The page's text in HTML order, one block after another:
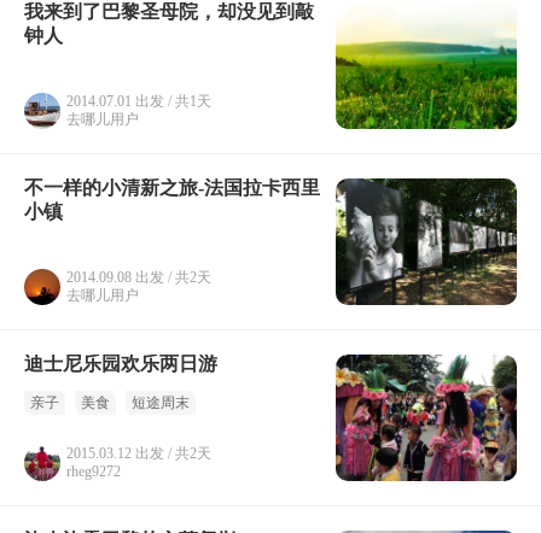
我来到了巴黎圣母院，却没见到敲
钟人
2014.07.01 出发 / 共1天
去哪儿用户
不一样的小清新之旅-法国拉卡西里
小镇
2014.09.08 出发 / 共2天
去哪儿用户
迪士尼乐园欢乐两日游
亲子 美食 短途周末
2015.03.12 出发 / 共2天
rheg9272